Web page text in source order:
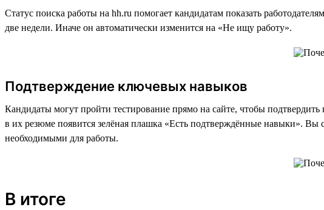
Статус поиска работы на hh.ru помогает кандидатам показать
две недели. Иначе он автоматически изменится на «Не ищу работу».
Подтверждение ключевых навыков
Кандидаты могут пройти тестирование прямо на сайте, чтобы
в их резюме появится зелёная плашка «Есть подтверждённые навыки». Вы
необходимыми для работы.
В итоге